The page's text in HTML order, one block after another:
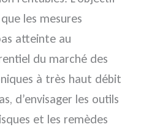
les mesures
atteinte au
du marché des
à très haut débit
d’envisager les outils
et les remèdes